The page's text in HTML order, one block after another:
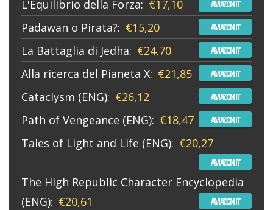
L'Equilibrio della Forza: €17,10 AMAZON IT
Padawan o Pirata?: €15,20 AMAZON IT
La Battaglia di Jedha: €24,70 AMAZON IT
Alla ricerca del Pianeta X: €21,85 AMAZON IT
Cataclysm (ENG): €26,12 AMAZON IT
Path of Vengeance (ENG): €18,47 AMAZON IT
Tales of Light and Life (ENG): €20,27
AMAZON IT
The High Republic Character Encyclopedia
(ENG): €20,61 AMAZON IT